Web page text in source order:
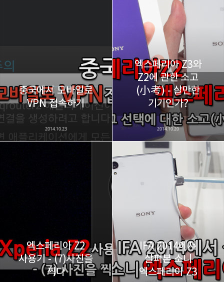
다방면의 깊은 관심과 얕은 이해도를 갖춘 보편적
라인
카카오스토리 밴드 네이버 블로그
중국에서 모바일로
VPN 접속하기
2014.10.23
엑스페리아 Z3와
Z2에 관한 소고
(小考) - 살만한
기기인가?
2014.10.20
엑스페리아 Z2
사용기 - (7)사진을
찍다
IFA 2014에서
살펴본 소니
엑스페리아 Z3